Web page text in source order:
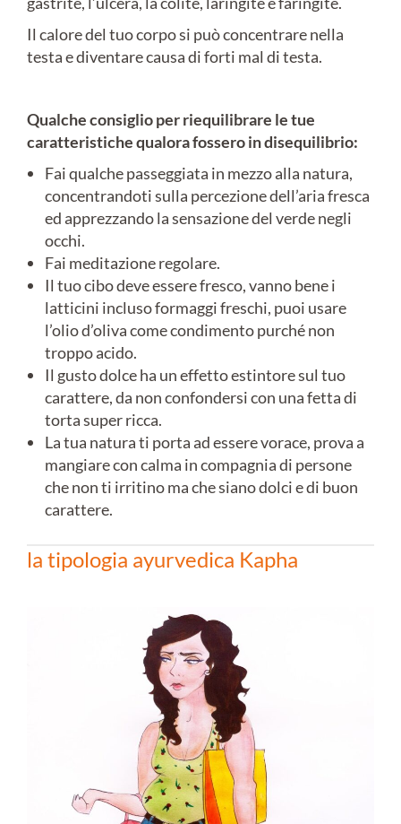
Il calore del tuo corpo si può concentrare nella
testa e diventare causa di forti mal di testa.
Qualche consiglio per riequilibrare le tue
caratteristiche qualora fossero in disequilibrio:
Fai qualche passeggiata in mezzo alla natura,
concentrandoti sulla percezione dell’aria fresca
ed apprezzando la sensazione del verde negli
occhi.
Fai meditazione regolare.
Il tuo cibo deve essere fresco, vanno bene i
latticini incluso formaggi freschi, puoi usare
l’olio d’oliva come condimento purché non
troppo acido.
Il gusto dolce ha un effetto estintore sul tuo
carattere, da non confondersi con una fetta di
torta super ricca.
La tua natura ti porta ad essere vorace, prova a
mangiare con calma in compagnia di persone
che non ti irritino ma che siano dolci e di buon
carattere.
la tipologia ayurvedica Kapha